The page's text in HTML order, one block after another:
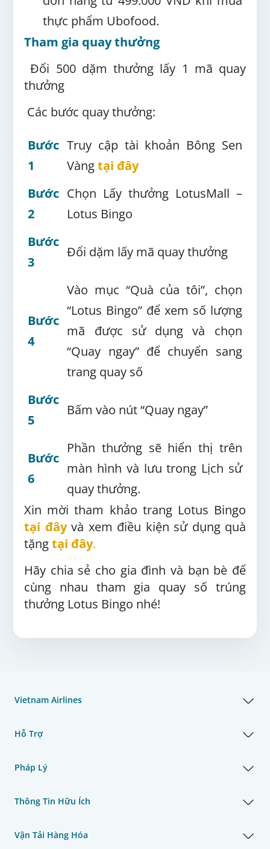
thực phẩm Ubofood.
Tham gia quay thưởng
Đổi 500 dặm thưởng lấy 1 mã quay
thưởng
Các bước quay thưởng:
Bước
1
Truy cập tài khoản Bông Sen
Vàngtại đây
Bước
2
Chọn Lấy thưởng LotusMall –
Lotus Bingo
Bước
3
Đổi dặm lấy mã quay thưởng
Bước
4
Vào mục “Quà của tôi”, chọn
“Lotus Bingo” để xem số lượng
mã được sử dụng và chọn
“Quay ngay” để chuyển sang
trang quay số
Bước
5
Bấm vào nút “Quay ngay”
Bước
6
Phần thưởng sẽ hiển thị trên
màn hình và lưu trong Lịch sử
quay thưởng.
Xin mời tham khảo trang Lotus Bingo
tại đâyvà xem điều kiện sử dụng quà
tặngtại đây.
Hãy chia sẻ cho gia đình và bạn bè để
cùng nhau tham gia quay số trúng
thưởng Lotus Bingo nhé!
Vietnam Airlines
Hỗ Trợ
Pháp Lý
Thông Tin Hữu Ích
Vận Tải Hàng Hóa